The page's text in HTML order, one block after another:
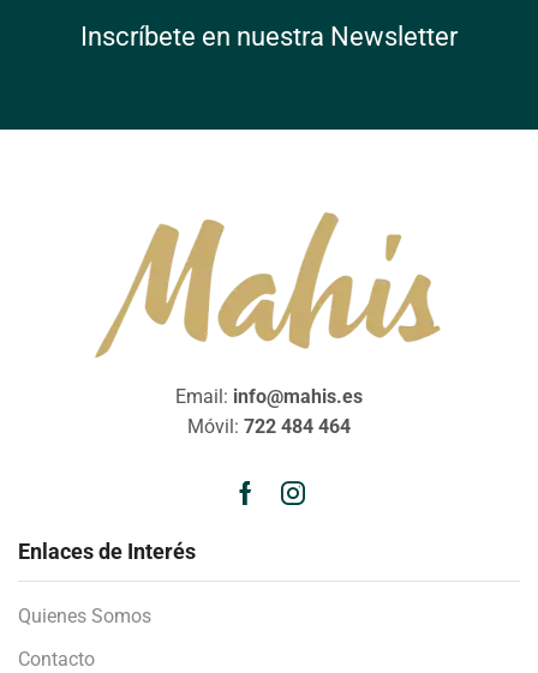
Inscríbete en nuestra Newsletter
Email: info@mahis.es
Móvil: 722 484 464
Enlaces de Interés
Quienes Somos
Contacto